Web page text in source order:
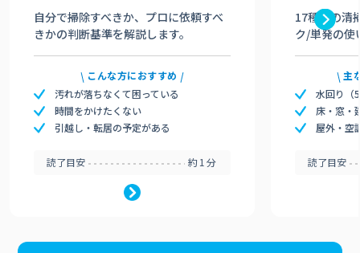
自分で掃除すべきか、プロに依頼すべ
きかの判断基準を解説します。
こんな方におすすめ
汚れが落ちなくて困っている
時間をかけたくない
引越し・転居の予定がある
読了目安 約1分
17種類の清
ク/単発の使
主
水回り（
床・窓・
屋外・空
読了目安